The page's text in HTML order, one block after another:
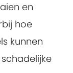
en
hoe
kunnen